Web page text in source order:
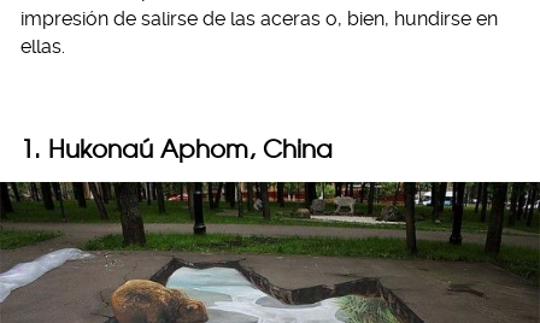
impresión de salirse de las aceras o, bien, hundirse en
ellas.
1. Hukonaú Aphom, China